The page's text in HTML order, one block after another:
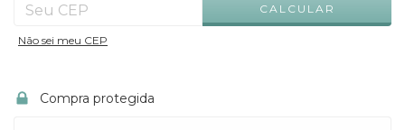
CALCULAR
Não sei meu CEP
Compra protegida